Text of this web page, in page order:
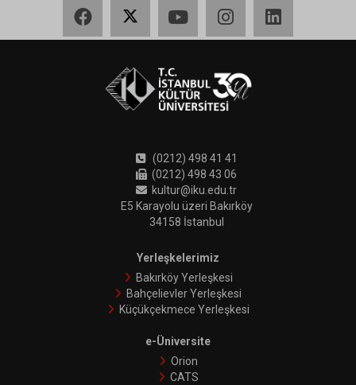
(0212) 498 41 41
(0212) 498 43 06
kultur@iku.edu.tr
E5 Karayolu üzeri Bakırköy
34158 İstanbul
Yerleşkelerimiz
Bakırköy Yerleşkesi
Bahçelievler Yerleşkesi
Küçükçekmece Yerleşkesi
e-Üniversite
Orion
CATS